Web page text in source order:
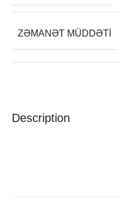
Description
ZƏMANƏT MÜDDƏTI